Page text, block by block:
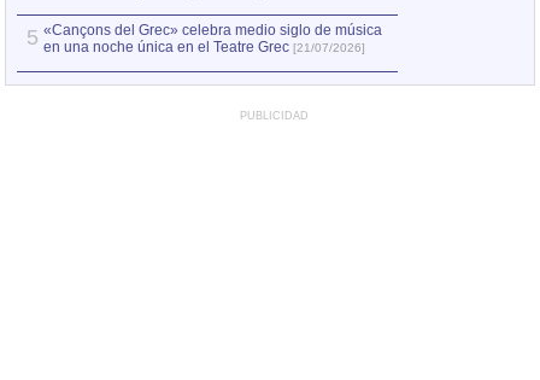
5 «Cançons del Grec» celebra medio siglo de música
en una noche única en el Teatre Grec [21/07/2026]
PUBLICIDAD